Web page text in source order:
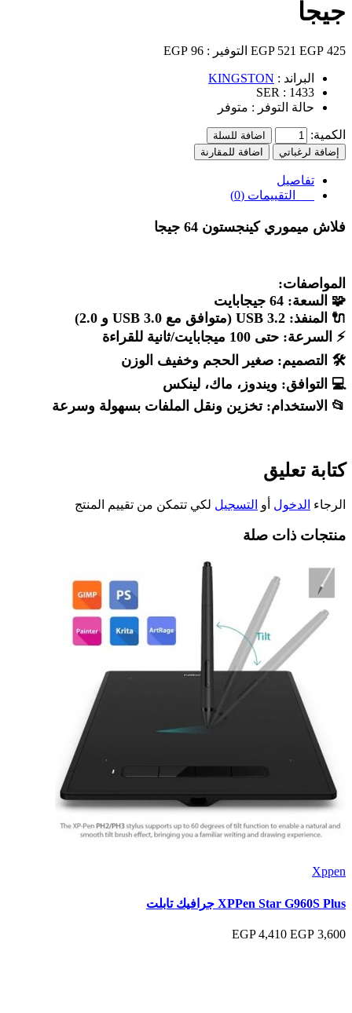
جيجا
425 EGP
521 EGP التوفير : 96 EGP
البراند : KINGSTON
SER : 1433
حالة التوفر : متوفر
الكمية:
اضافة للسلة
إضافة لرغباتي
اضافة للمقارنة
تفاصيل
التقييمات (0)
فلاش ميموري كينجستون 64 جيجا
المواصفات:
🧩 السعة:
🔌 المنفذ:
⚡ السرعة: حتى 100 ميجابايت/ثانية للقراءة
🛠️ التصميم: صغير الحجم وخفيف الوزن
💻 التوافق: ويندوز، ماك، لينكس
📂 الاستخدام: تخزين ونقل الملفات بسهولة وسرعة
كتابة تعليق
الرجاء الدخول أو التسجيل لكي تتمكن من تقييم المنتج
منتجات ذات صلة
Xppen
XPPen Star G960S Plus جرافيك تابلت
3,600 EGP
4,410 EGP